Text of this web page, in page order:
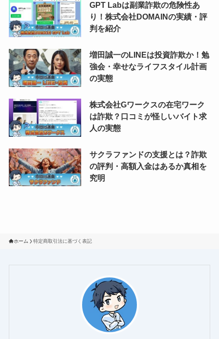
GPT Labは副業詐欺の危険性あ
り！株式会社DOMAINの実績・評
判を紹介
増田誠一のLINEは投資詐欺か！勉
強会・幸せなライフスタイル計画
の実態
株式会社Gワークスの在宅ワーク
は詐欺？口コミが怪しいバイト求
人の実態
サクラファンドの支援とは？詐欺
の評判・高額入金はあるか真相を
究明
ホーム 特定商取引法に基づく表記